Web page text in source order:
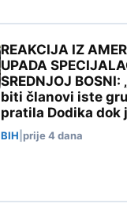
REAKCIJA IZ
UPADA
SREDNJOJ
biti članovi iste
pratila Dodika dok
BIH prije 4 dana